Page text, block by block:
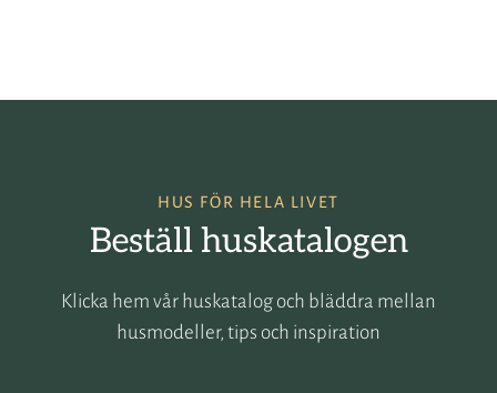
HUS FÖR HELA LIVET
Beställ huskatalogen
Klicka hem vår huskatalog och bläddra mellan
husmodeller, tips och inspiration